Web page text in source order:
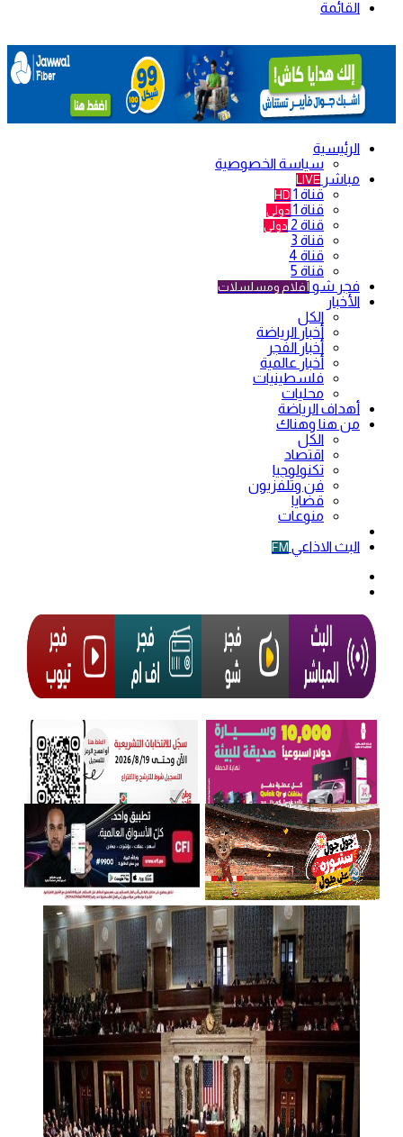
القائمة
الرئيسية
سياسة الخصوصية
مباشر LIVE
قناة 1 HD
قناة 1 دولي
قناة 2 دولي
قناة 3
قناة 4
قناة 5
فجر شو أفلام ومسلسلات
الأخبار
الكل
أخبار الرياضة
أخبار الفجر
أخبار عالمية
فلسطينيات
محليات
أهداف الرياضة
من هنا وهناك
الكل
اقتصاد
تكنولوجيا
فن وتلفزيون
قضايا
منوعات
البث الاذاعي FM